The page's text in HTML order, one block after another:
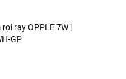
ray OPPLE 7W |
GP